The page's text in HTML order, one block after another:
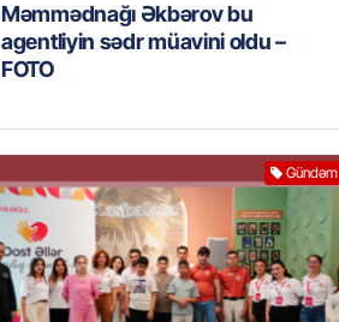
Məmmədnağı Əkbərov bu
agentliyin sədr müavini oldu –
FOTO
Gündəm